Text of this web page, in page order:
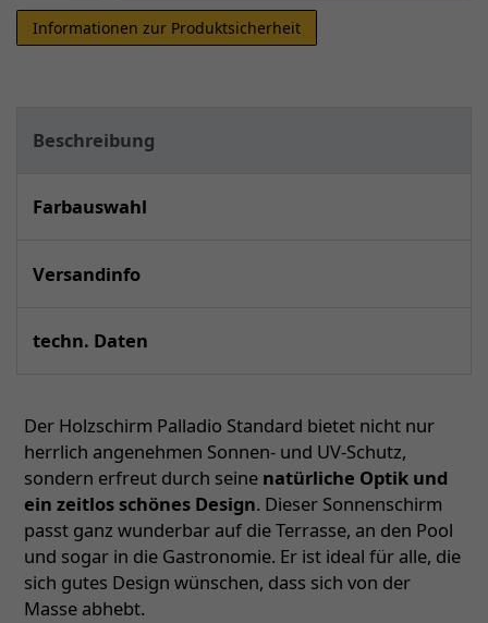
Informationen zur Produktsicherheit
Beschreibung
Farbauswahl
Versandinfo
techn. Daten
Der Holzschirm Palladio Standard bietet nicht nur
herrlich angenehmen Sonnen- und UV-Schutz,
sondern erfreut durch seine natürliche Optik und
ein zeitlos schönes Design. Dieser Sonnenschirm
passt ganz wunderbar auf die Terrasse, an den Pool
und sogar in die Gastronomie. Er ist ideal für alle, die
sich gutes Design wünschen, dass sich von der
Masse abhebt.